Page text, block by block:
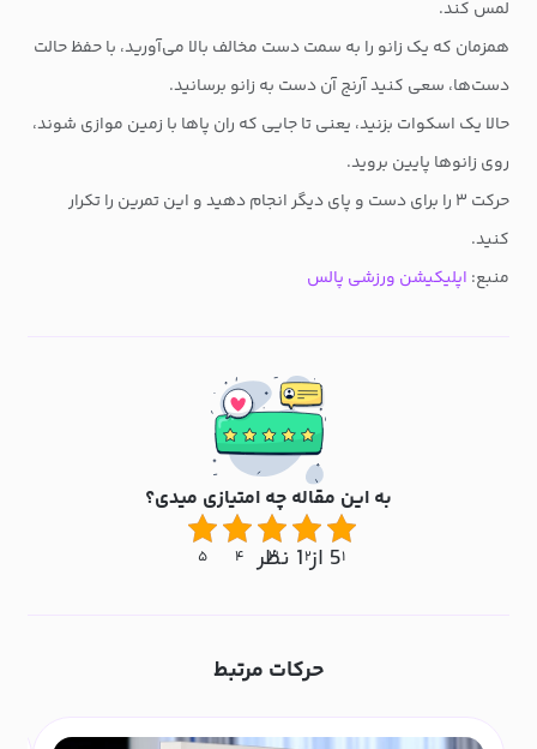
لمس کند.
همزمان که یک زانو را به سمت دست مخالف بالا می‌آورید، با حفظ حالت
دست‌ها، سعی کنید آرنج آن دست به زانو برسانید.
حالا یک اسکوات بزنید، یعنی تا جایی که ران پاها با زمین موازی شوند،
روی زانوها پایین بروید.
حرکت ۳ را برای دست و پای دیگر انجام دهید و این تمرین را تکرار
کنید.
منبع: اپلیکیشن ورزشی پالس
به این مقاله چه امتیازی میدی؟
5 از 1 نظر۱ ۲ ۳ ۴ ۵
حرکات مرتبط